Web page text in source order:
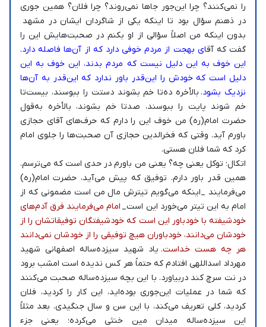
را نمی‌کنند؟ چرا این‌جور جاها نمی‌روند؟ چرا فلان؟ همین جوری
در ذهنم سؤال بود تا اینکه یکی از شاگردان ایشان در مشهد
بدون اینکه من اصلاً سؤالی از او بکنم در صحبت‌هایش این را
گفت که آقای بهجت از مردم خوفی دارد که از آن‌ها فاصله دارد.
این خوف به این دلیل نیست که مردم بدند، این خوف به این
دلیل است که خودش را این‌قدر باور ندارد که این‌قدر به آن‌ها
نزدیک بشود.بالأخره ده‌تا خم بشوند دستت را ببوسند، بیست‌تا
خم شوند پایت را ببوسند، صدتا خم بشوند، بالأخره به‌قول
حضرت امام‌(ره) من خوف این را دارم که حرف‌های آقای حجازی
باورم آید. وقتی که فخرالدین حجازی آن صحبت‌ها را جلوی امام
کرد که شما فلان هستی.
اتکال؛ توکل یعنی چه؟ یعنی من باورم در حدی است که می‌ترسم.
همین قدر باور دارم. توفیق که پیش می‌آید، حضرت امام‌(ره)
می‌فرمایند _اینکه می‌گویم تیترش مال من است مضمونی که از
امام به این تیتر می‌خورد این است_ امام می‌فرمایند فرق آدم‌های
خودشیفته با خودباور این است که خودشیفتگان توفیقاتشان را از
خودشان می‌دانند، خودباوران هیچ توفیقی را از خودشان نمی‌دانند
هر چه هست خداست.یاد شهید سیزده‌ساله اصفهانی شهید
مهرداد اسداللهی افتادم که حتماً هر کس ندیده است امشب برود
در نت سرچ کند دربیاورد. با این بچه سیزده‌ساله صحبت می‌کنند
که شما در عملیات این‌جوری بوده‌اید، این کار را کردید، فلان
کردید، کلی تعریف می‌کند، با این سن و سال جنگیدی. بعد مثلاً
این سیزده‌ساله میدان مین خنثی می‌کرده؛ یعنی جزء